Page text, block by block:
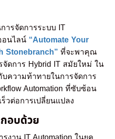
ารจัดการระบบ IT
อนไลน์ “Automate Your
Stonebranch” ที่จะพาคุณ
ดการ Hybrid IT สมัยใหม่ ใน
ความท้าทายในการจัดการ
Automation ที่ซับซ้อน
วต่อการเปลี่ยนแปลง
อบด้วย
งาน IT Automation ในยุค